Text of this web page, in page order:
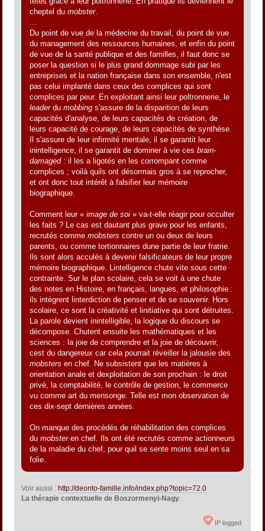
cheptel dumobster.
...
Du point de vue de la médecine du travail, du point de vue
du management des ressources humaines, et enfin du point
de vue de la santé publique et des familles, il faut donc se
poser la question si le plus grand dommage subi par les
entreprises et la nation française dans son ensemble, n'est
pas celui implanté dans ceux des complices qui sont
complices par peur. En exploitant ainsi leur poltronnerie, le
leaderdumobbing s'assure de la disparition de leurs
capacités d'analyse, de leurs capacités de création, de
leurs capacité de courage, de leurs capacités de synthèse.
Il s'assure de leur infirmité mentale, il se garantit leur
inintelligence, il se garantit de dominer à vie cesbrain-
damaged: il les a ligotés en les corrompant comme
complices ; voilà quils ont désormais gros à se reprocher,
et ont donc tout intérêt à falsifier leur mémoire
biographique.
Comment leur «image de soi » va-t-elle réagir pour occulter
les faits ? Le cas est dautant plus grave pour les enfants,
recrutés commemobsters contre un ou deux de leurs
parents, ou comme tortionnaires dune partie de leur fratrie.
Ils sont alors acculés à devenir falsificateurs de leur propre
mémoire biographique. Lintelligence chute vite sous cette
contrainte. Sur le plan scolaire, cela se voit à une chute
des notes en Histoire, en français, langues, et philosophie :
ils intègrent linterdiction de penser et de se souvenir. Hors
scolaire, ce sont la créativité et linitiative qui sont détruites.
La parole devient inintelligible, la logique du discours se
décompose. Chutent ensuite les mathématiques et les
sciences : la joie de comprendre et la joie de découvrir,
cest du dangereux car cela pourrait réveiller la jalousie des
mobsters en chef. Ne subsistent que les matières à
orientation anale et dexploitation de son prochain : le droit
privé, la comptabilité, le contrôle de gestion, le commerce
vu comme art du mensonge. Telle est mon observation de
ces dix-sept dernières années.
On manque des procédés de réhabilitation des complices
dumobsteren chef. Ils ont été recrutés comme actionneurs
de la maladie du chef, pour quil se sente moins seul en sa
folie.
Voir aussi : http://deonto-famille.info/index.php?topic=72.0
La thérapie contextuelle de Boszormenyi-Nagy.
IP logged